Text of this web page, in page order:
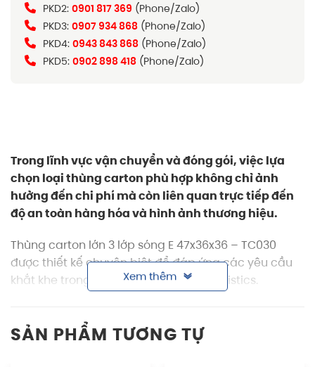
PKD2: 0901 817 369 (Phone/Zalo)
PKD3: 0907 934 868 (Phone/Zalo)
PKD4: 0943 843 868 (Phone/Zalo)
PKD5: 0902 898 418 (Phone/Zalo)
Trong lĩnh vực vận chuyển và đóng gói, việc lựa
chọn loạithùng carton phù hợp không chỉ ảnh
hưởng đến chi phí mà còn liên quan trực tiếp đến
độ an toàn hàng hóa và hình ảnh thương hiệu.
Thùng carton lớn 3 lớp sóng E 47x36x36 – TC030
được thiết kế chuyên biệt để đáp ứng các yêu cầu
khắt khe trong vận hành, lưu kho và logistics.
sóng E47x36x36
Xem thêm
SẢN PHẨM TƯƠNG TỰ